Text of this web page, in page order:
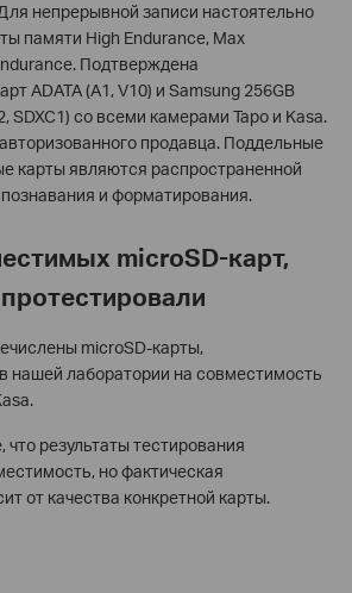
непрерывной записи настоятельно
памяти High Endurance, Max
Подтверждена
ADATA (A1, V10) и Samsung 256GB
SDXC1) со всеми камерами Tapo и Kasa.
продавца. Поддельные
карты являются распространенной
и форматирования.
microSD-карт,
microSD-карты,
нашей лаборатории на совместимость
результаты тестирования
но фактическая
от качества конкретной карты.